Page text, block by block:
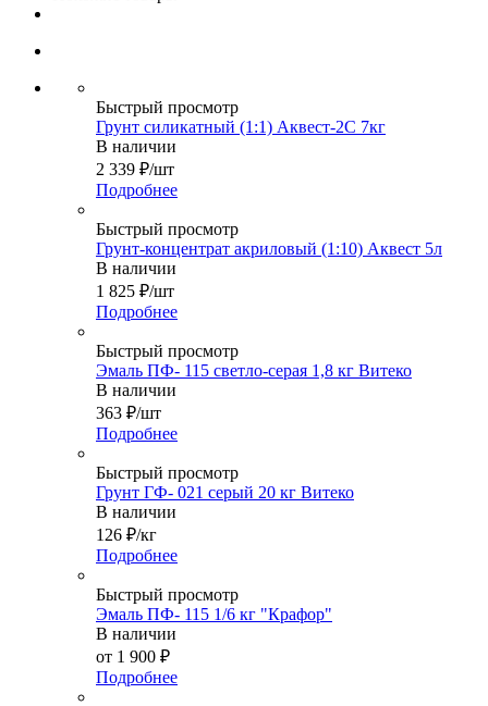
Быстрый просмотр
Грунт силикатный (1:1) Аквест-2С 7кг
В наличии
2 339 ₽/шт
Подробнее
Быстрый просмотр
Грунт-концентрат акриловый (1:10) Аквест 5л
В наличии
1 825 ₽/шт
Подробнее
Быстрый просмотр
Эмаль ПФ- 115 светло-серая 1,8 кг Витеко
В наличии
363 ₽/шт
Подробнее
Быстрый просмотр
Грунт ГФ- 021 серый 20 кг Витеко
В наличии
126 ₽/кг
Подробнее
Быстрый просмотр
Эмаль ПФ- 115 1/6 кг "Крафор"
В наличии
от 1 900 ₽
Подробнее